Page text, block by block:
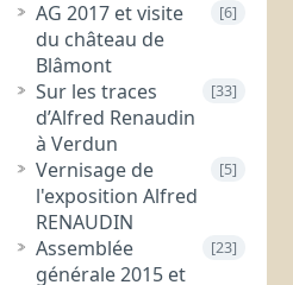
AG 2017 et visite
du château de
Blâmont
[6]
Sur les traces
d’Alfred Renaudin
à Verdun
[33]
Vernisage de
l'exposition Alfred
RENAUDIN
[5]
Assemblée
générale 2015 et
[23]